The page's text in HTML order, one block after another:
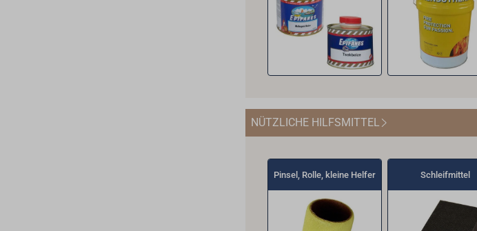
NÜTZLICHE HILFSMITTEL
Pinsel, Rolle, kleine Helfer Schleifmittel